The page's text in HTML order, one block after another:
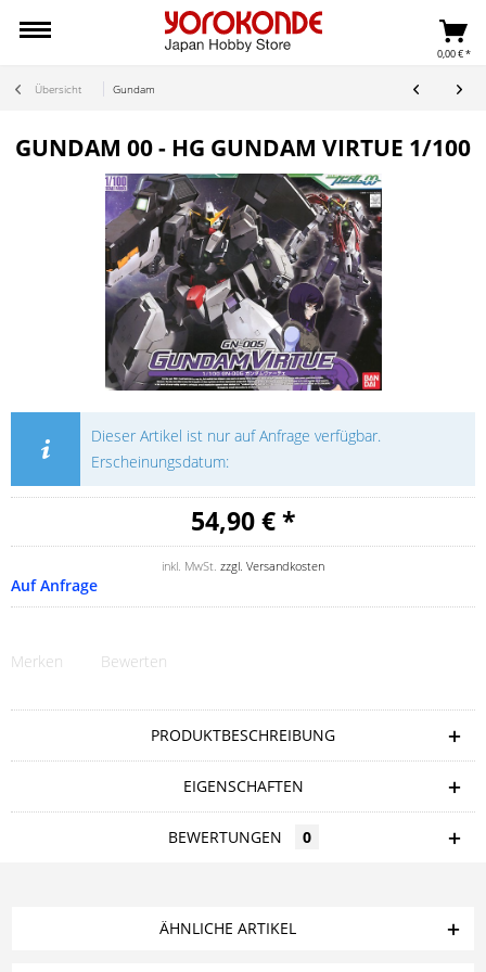
0,00 € *
Übersicht Gundam
GUNDAM 00 - HG GUNDAM VIRTUE 1/100
Dieser Artikel ist nur auf Anfrage verfügbar.
Erscheinungsdatum:
54,90 € *
inkl. MwSt. zzgl. Versandkosten
Auf Anfrage
Merken Bewerten
PRODUKTBESCHREIBUNG
EIGENSCHAFTEN
BEWERTUNGEN 0
ÄHNLICHE ARTIKEL